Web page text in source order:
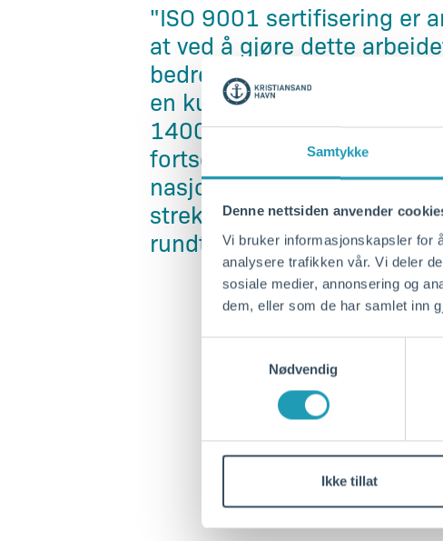
Samtykke
Denne nettsiden anvender
Vi bruker informasjonskapsler for
analysere trafikken vår. Vi deler
sosiale medier, annonsering og
dem, eller som de har samlet inn
Nødvendig
Ikke tillat
"ISO 9001 sertifisering er
at ved å gjøre dette
bedre arbeidsgiver,
en kultur for kontinuerlig
14001 vil være et av
fortsette å være en
nasjonale mål, for og med
strekker oss for å bli en
rundt oss." Havnedirektør
Etablering av
evne til å konsistent
lovbestemte krav. ISO
produktsvikt. Det
på kravene, tillagt verdi,
objektive målinger.